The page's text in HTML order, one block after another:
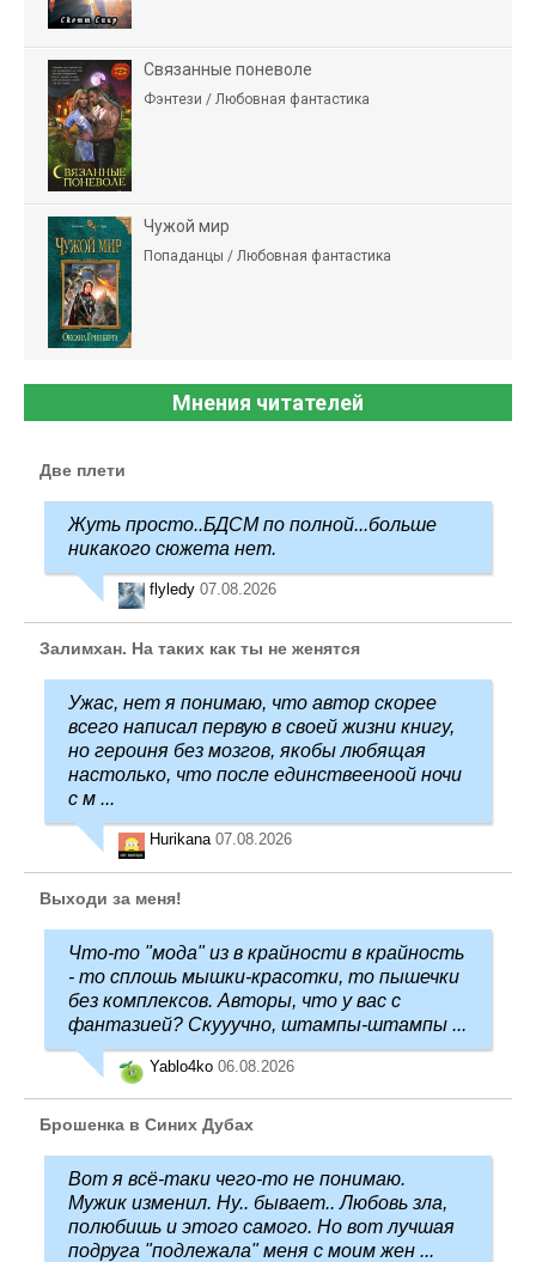
Связанные поневоле
Фэнтези / Любовная фантастика
Чужой мир
Попаданцы / Любовная фантастика
Мнения читателей
Две плети
Жуть просто..БДСМ по полной...больше
никакого сюжета нет.
flyledy 07.08.2026
Залимхан. На таких как ты не женятся
Ужас, нет я понимаю, что автор скорее
всего написал первую в своей жизни книгу,
но героиня без мозгов, якобы любящая
настолько, что после единствееноой ночи
с м ...
Hurikana 07.08.2026
Выходи за меня!
Что-то "мода" из в крайности в крайность
- то сплошь мышки-красотки, то пышечки
без комплексов. Авторы, что у вас с
фантазией? Скууучно, штампы-штампы ...
Yablo4ko 06.08.2026
Брошенка в Синих Дубах
Вот я всё-таки чего-то не понимаю.
Мужик изменил. Ну.. бывает.. Любовь зла,
полюбишь и этого самого. Но вот лучшая
подруга "подлежала" меня с моим жен ...